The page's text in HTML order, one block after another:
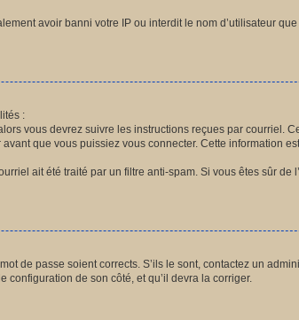
avoir banni votre IP ou interdit le nom d’utilisateur
:
vous devrez suivre les instructions reçues par courriel.
que vous puissiez vous connecter. Cette information
ait été traité par un filtre anti-spam. Si vous êtes sûr de
de passe soient corrects. S’ils le sont, contactez un
de son côté, et qu’il devra la corriger.